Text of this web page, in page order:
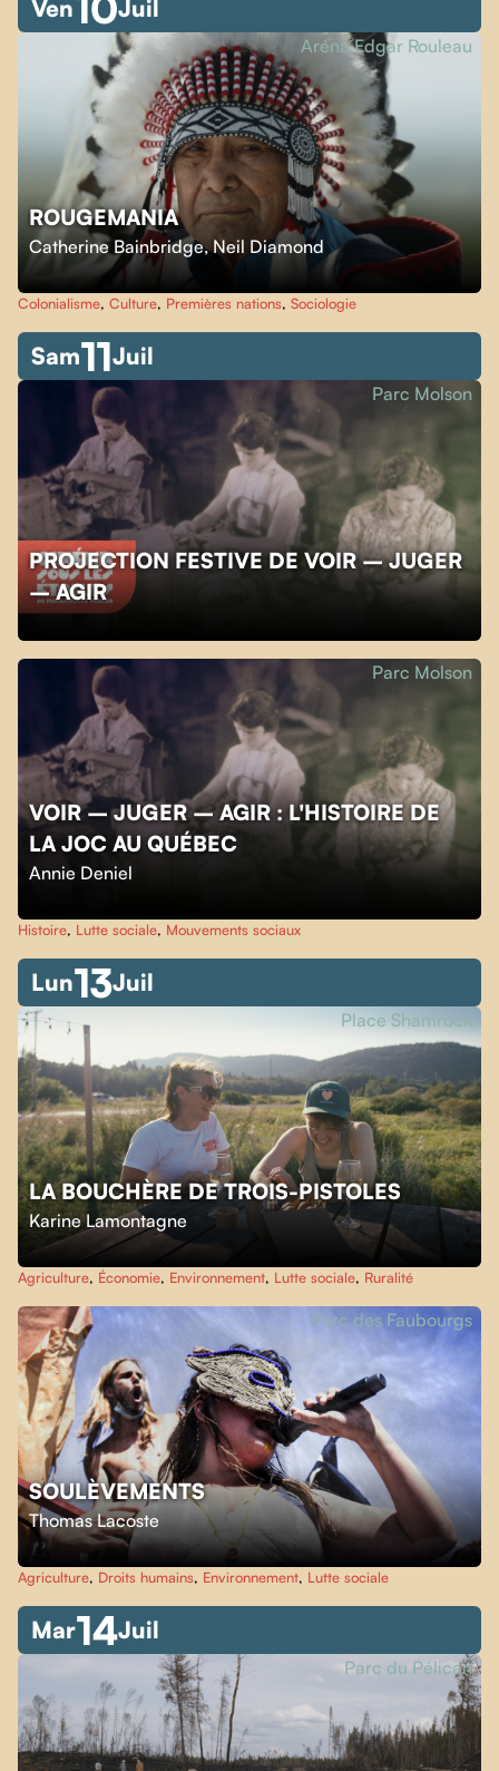
Ven Juil
ROUGEMANIA
Catherine Bainbridge,Neil Diamond
Aréna Edgar Rouleau
Colonialisme, Culture, Premières nations, Sociologie
Sam11Juil
PROJECTION FESTIVE DE VOIR – JUGER
– AGIR
Parc Molson
VOIR – JUGER – AGIR : L'HISTOIRE DE
LA JOC AU QUÉBEC
Annie Deniel
Parc Molson
Histoire, Lutte sociale, Mouvements sociaux
Lun13Juil
LA BOUCHÈRE DE TROIS-PISTOLES
Karine Lamontagne
Place Shamrock
Agriculture, Économie, Environnement, Lutte sociale, Ruralité
SOULÈVEMENTS
Thomas Lacoste
Parc des Faubourgs
Agriculture, Droits humains, Environnement, Lutte sociale
Mar14Juil
Parc du Pélican